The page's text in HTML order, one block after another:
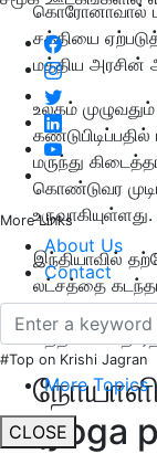
More Links
About Us
Contact
#Top on Krishi Jagran
More Topics
CLOSE
கொரோனாவால்
சக்தியை
மத்திய அரசின்
உலகம்
மருந்து
கொண்டுவர
உருவாகியுள்ளது.
இந்தியாவில்
லட்சத்தை
வருகிறது.
மத்திய
(yoga